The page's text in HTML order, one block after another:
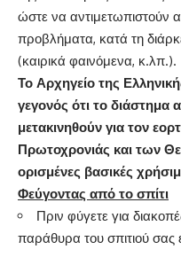
ώστε να αντιμετωπιστούν
προβλήματα, κατά τη
(καιρικά φαινόμενα, κ.λπ.).
Το Αρχηγείο της
γεγονός ότι το διάστημα
μετακινηθούν για τον
Πρωτοχρονιάς και των
ορισμένες βασικές
Φεύγοντας από το σπίτι
Πριν φύγετε για
παράθυρα του σπιτιού σας